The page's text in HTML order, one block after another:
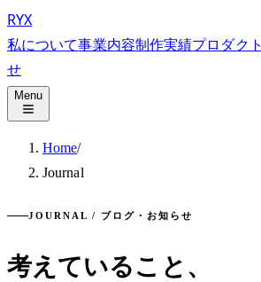
RYX
私について事業内容制作実績プロダクト
せ
Menu
Home/
Journal
JOURNAL / ブログ・お知らせ
考えていること、